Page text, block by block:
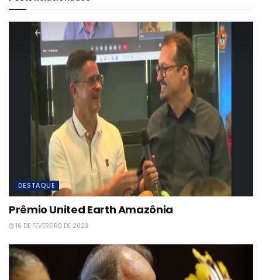
DESTAQUE
Prêmio United Earth Amazônia
16 DE FEVEREIRO DE 2023